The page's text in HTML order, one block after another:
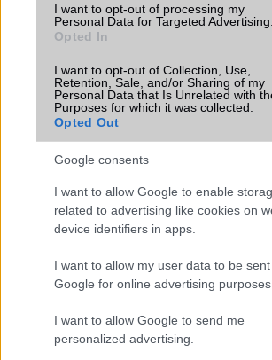
I want to opt-out of processing my
Personal Data for Targeted Advertising.
Opted In
I want to opt-out of Collection, Use,
Retention, Sale, and/or Sharing of my
Personal Data that Is Unrelated with
Purposes for which it was collected.
Opted Out
Google consents
I want to allow Google to enable
related to advertising like cookies on
device identifiers in apps.
I want to allow my user data to be
Google for online advertising purposes.
I want to allow Google to send me
personalized advertising.
SIM típus nanoSIM
Flight mode Van
Terület Globális
Brand 2020
Védelem
Limited Edition Nincs
1,13
N/A = Nincs adat. Legutóbbi frissítés: 2026-07-13